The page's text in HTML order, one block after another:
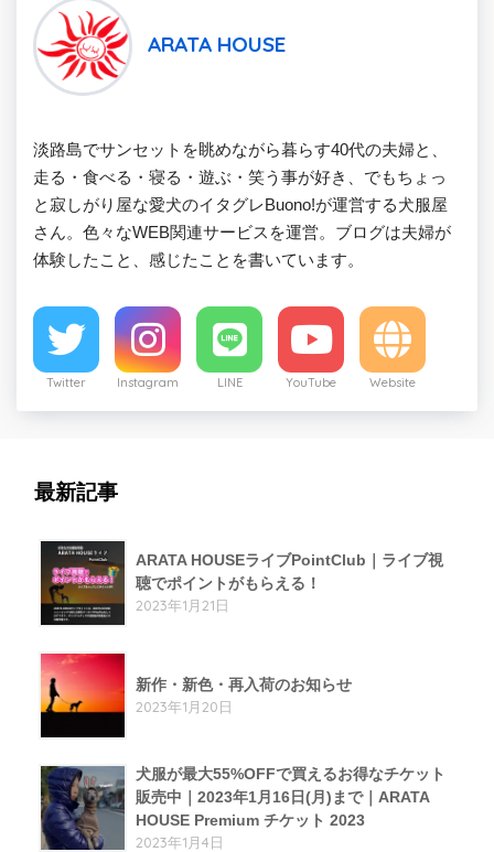
ARATA HOUSE
淡路島でサンセットを眺めながら暮らす40代の夫婦と、
走る・食べる・寝る・遊ぶ・笑う事が好き、でもちょっ
と寂しがり屋な愛犬のイタグレBuono!が運営する犬服屋
さん。色々なWEB関連サービスを運営。ブログは夫婦が
体験したこと、感じたことを書いています。
Twitter Instagram LINE YouTube Website
最新記事
ARATA HOUSEライブPointClub｜ライブ視
聴でポイントがもらえる！
2023年1月21日
新作・新色・再入荷のお知らせ
2023年1月20日
犬服が最大55%OFFで買えるお得なチケット
販売中｜2023年1月16日(月)まで｜ARATA
HOUSE Premium チケット 2023
2023年1月4日